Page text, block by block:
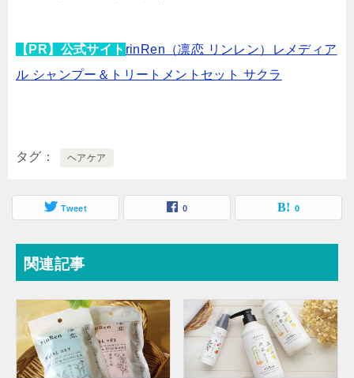
【PR】公式サイト rinRen（凛恋 リンレン）レメディア
ル シャンプー＆トリートメントセット サクラ
タグ ヘアケア
Tweet 0 0
関連記事